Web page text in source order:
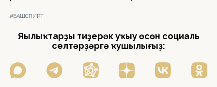
#БАШСПИРТ
Яңылыҡтарҙы тиҙерәк уҡыу өсөн социаль
селтәрҙәргә ҡушылығыҙ: